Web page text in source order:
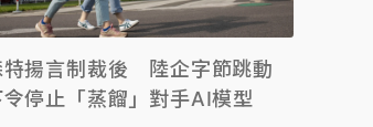
特揚言制裁後 陸企字節跳動
停止「蒸餾」對手AI模型